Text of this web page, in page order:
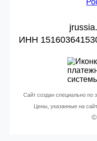
ИНН
Сайт создан специально по
Цены, указанные на
©